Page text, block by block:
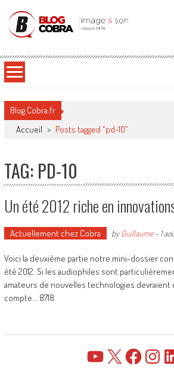
Blog Cobra
Blog Cobra.fr
Accueil > Posts tagged "pd-10"
TAG: PD-10
Un été 2012 riche en
Actuellement chez Cobra byGuillaume- 1
Voici la deuxième partie notre mini-dossier
été 2012. Si les audiophiles sont
amateurs de nouvelles technologies devraient
compte... 8718
YouTube Facebook